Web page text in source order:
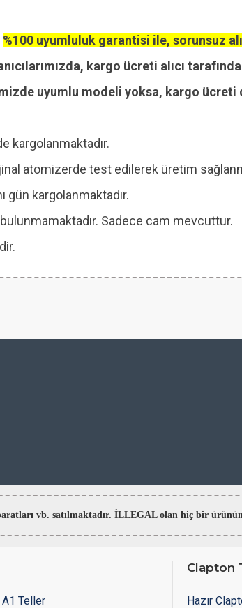
%100 uyumluluk garantisi ile, sorunsuz
kargo ücreti alıcı
uyumlu modeli yoksa, kargo
kargolanmaktadır.
atomizerde test edilerek üretim
gün kargolanmaktadır.
Sadece cam mevcuttur.
vb. satılmaktadır. İLLEGAL olan hiç bir
A1 Teller
Clapton
Hazır